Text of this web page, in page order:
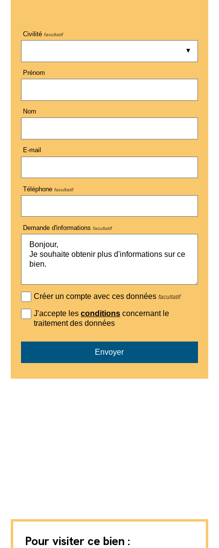
Civilité facultatif
Prénom
Nom
E-mail
Téléphone facultatif
Demande d'informations facultatif
Créer un compte avec ces donnéesfacultatif
J'accepte lesconditions concernant le
traitement des données
Envoyer
Pour visiter ce bien :